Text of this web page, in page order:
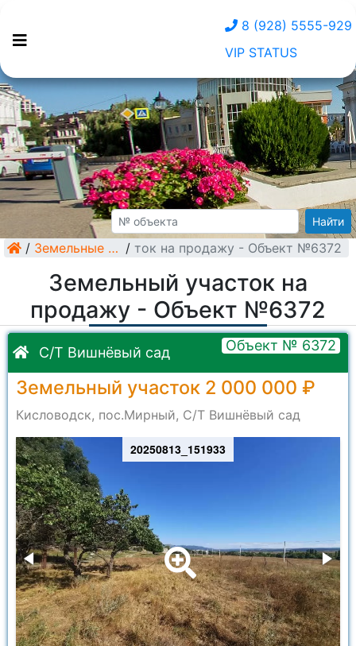
8 (928) 5555-929
VIP STATUS
Найти
/ Земельные участки /
Земельный участок на продажу - Объект №6372
Земельный участок на
продажу - Объект №6372
С/Т Вишнёвый сад Объект № 6372
Земельный участок 2 000 000 ₽
Кисловодск, пос.Мирный, С/Т Вишнёвый сад
20250813_151933